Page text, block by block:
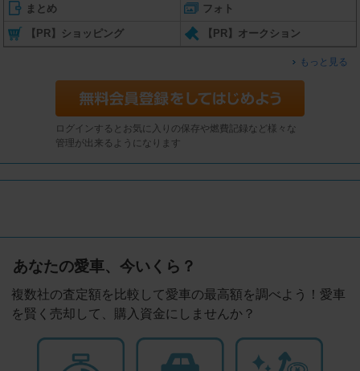
まとめ フォト
【PR】ショッピング 【PR】オークション
もっと見る
ログインするとお気に入りの保存や燃費記録など様々な
管理が出来るようになります
あなたの愛車、今いくら？
複数社の査定額を比較して愛車の最高額を調べよう！愛車
を賢く売却して、購入資金にしませんか？